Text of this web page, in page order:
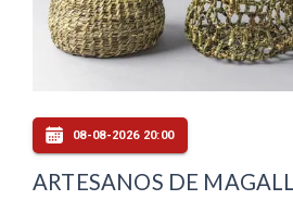
08-08-2026 20:00
ARTESANOS DE